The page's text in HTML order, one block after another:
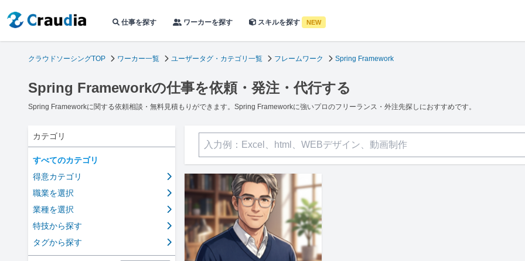
仕事を探す ワーカーを探す スキルを探す NEW
クラウドソーシングTOP ワーカー一覧 ユーザータグ・カテゴリ一覧 フレームワーク Spring Framework
Spring Frameworkの仕事を依頼・発注・代行する
Spring Frameworkに関する依頼相談・無料見積もりができます。Spring Frameworkに強いプロのフリーランス・外注先探しにおすすめです。
カテゴリ
すべてのカテゴリ
得意カテゴリ
職業を選択
業種を選択
特技から探す
タグから探す